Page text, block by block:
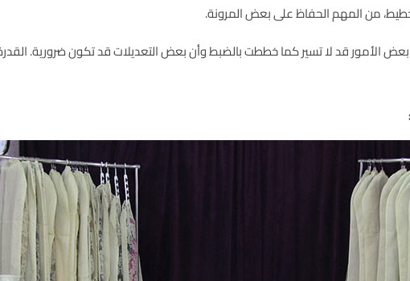
من المهم الحفاظ على بعض المرونة.
الأمور قد لا تسير كما خططت بالضبط وأن بعض التعديلات قد تكون ضرورية.